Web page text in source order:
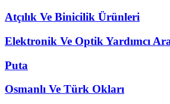
Atçılık Ve Binicilik Ürünleri
Elektronik Ve Optik Yardımcı
Puta
Osmanlı Ve Türk Okları